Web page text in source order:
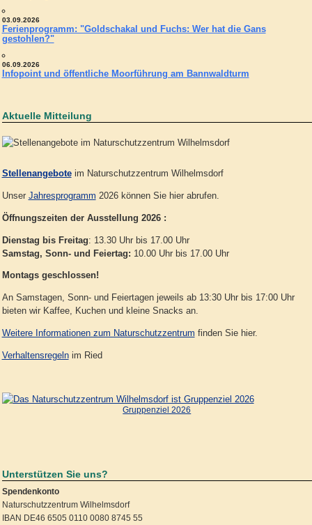
03.09.2026
Ferienprogramm: "Goldschakal und Fuchs: Wer hat die Gans
gestohlen?"
06.09.2026
Infopoint und öffentliche Moorführung am Bannwaldturm
Aktuelle Mitteilung
Stellenangeboteim Naturschutzzentrum Wilhelmsdorf
Unser Jahresprogramm 2026 können Sie hier abrufen.
Öffnungszeiten der Ausstellung 2026 :
Dienstag bis Freitag: 13.30 Uhr bis 17.00 Uhr
Samstag, Sonn- und Feiertag: 10.00 Uhr bis 17.00 Uhr
Montags geschlossen!
An Samstagen, Sonn- und Feiertagen jeweils ab 13:30 Uhr bis 17:00 Uhr
bieten wir Kaffee, Kuchen und kleine Snacks an.
Weitere Informationen zum Naturschutzzentrum finden Sie hier.
Verhaltensregelnim Ried
Gruppenziel 2026
Unterstützen Sie uns?
Spendenkonto
Naturschutzzentrum Wilhelmsdorf
IBAN DE46 6505 0110 0080 8745 55